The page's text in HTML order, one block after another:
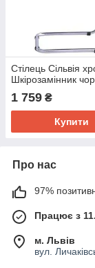
Стілець Сільвія
Шкірозамінник
1 759 ₴
Купити
Про нас
97%
Працює з
м. Львів
вул.